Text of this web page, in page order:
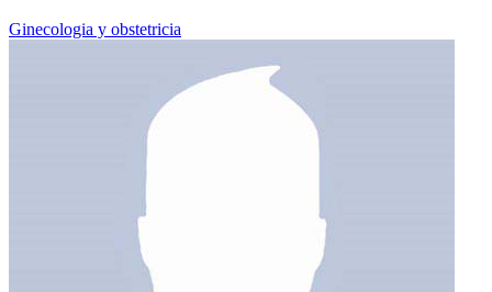
Ginecologia y obstetricia